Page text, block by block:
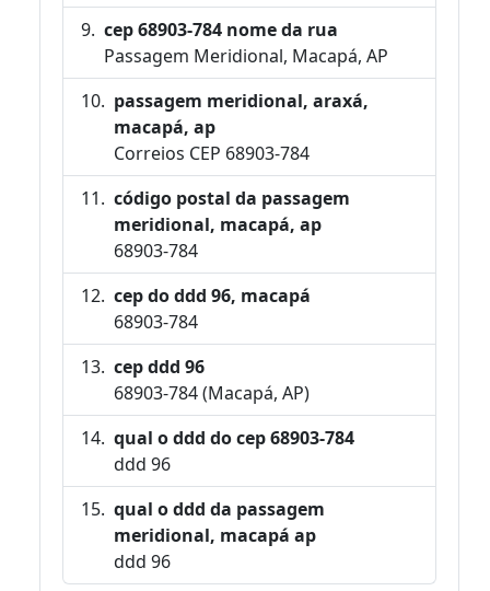
cep 68903-784 nome da rua
Passagem Meridional, Macapá, AP
passagem meridional, araxá,
macapá, ap
Correios CEP 68903-784
código postal da passagem
meridional, macapá, ap
68903-784
cep do ddd 96, macapá
68903-784
cep ddd 96
68903-784 (Macapá, AP)
qual o ddd do cep 68903-784
ddd 96
qual o ddd da passagem
meridional, macapá ap
ddd 96